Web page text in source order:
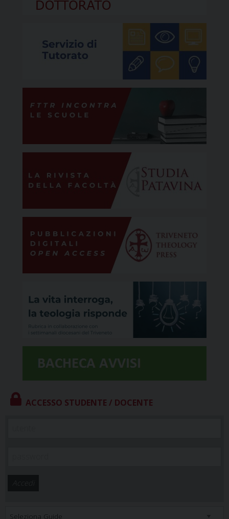
ACCESSO STUDENTE / DOCENTE